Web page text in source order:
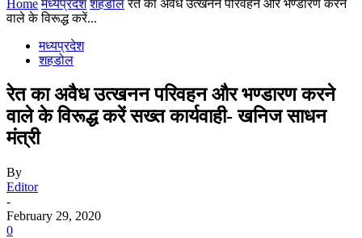
Home मध्यप्रदेश शहडोल रेत का अवैध उत्खनन परिवहन और भण्डारण करने
वाले के विरूद्ध करें...
मध्यप्रदेश
शहडोल
रेत का अवैध उत्खनन परिवहन और भण्डारण करने
वाले के विरूद्ध करें सख्त कार्यवाही- खनिज साधन
मंत्री
By
Editor
-
February 29, 2020
0